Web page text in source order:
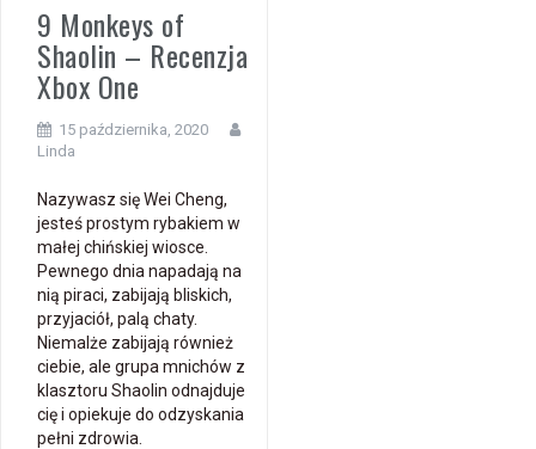
9 Monkeys of
Shaolin – Recenzja
Xbox One
15 października, 2020
Linda
Nazywasz się Wei Cheng,
jesteś prostym rybakiem w
małej chińskiej wiosce.
Pewnego dnia napadają na
nią piraci, zabijają bliskich,
przyjaciół, palą chaty.
Niemalże zabijają również
ciebie, ale grupa mnichów z
klasztoru Shaolin odnajduje
cię i opiekuje do odzyskania
pełni zdrowia.